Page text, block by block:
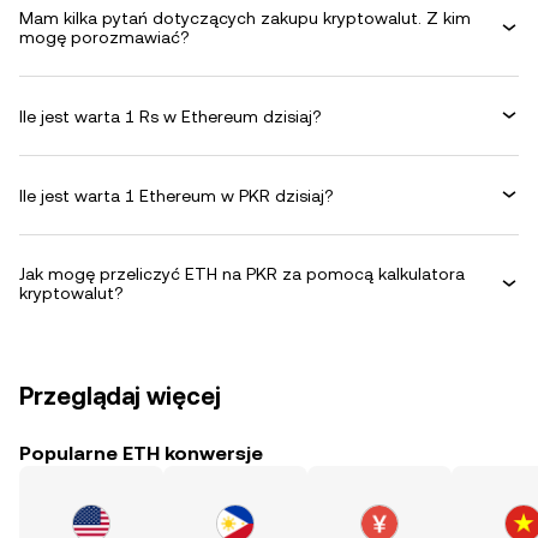
Mam kilka pytań dotyczących zakupu kryptowalut. Z kim
mogę porozmawiać?
Ile jest warta 1 Rs w Ethereum dzisiaj?
Ile jest warta 1 Ethereum w PKR dzisiaj?
Jak mogę przeliczyć ETH na PKR za pomocą kalkulatora
kryptowalut?
Przeglądaj więcej
Popularne ETH konwersje